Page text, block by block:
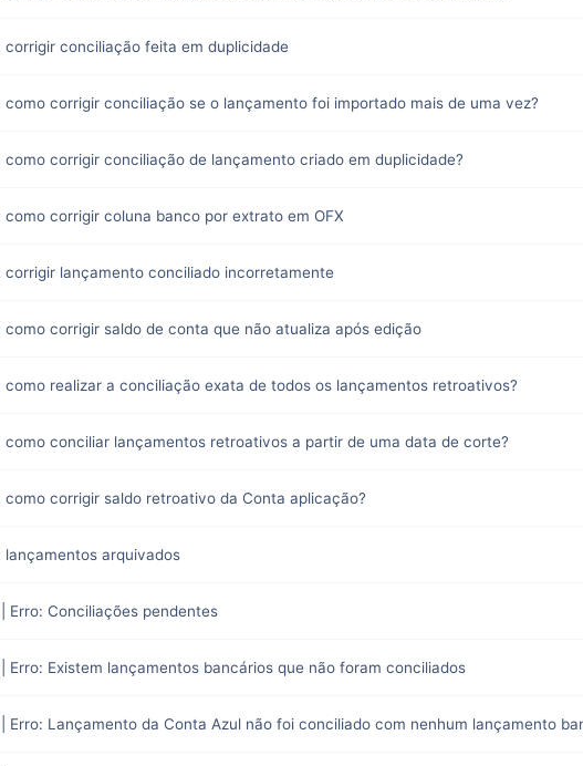
corrigir conciliação feita em duplicidade
como corrigir conciliação se o lançamento foi importado mais de uma vez?
como corrigir conciliação de lançamento criado em duplicidade?
como corrigir coluna banco por extrato em OFX
corrigir lançamento conciliado incorretamente
como corrigir saldo de conta que não atualiza após edição
como realizar a conciliação exata de todos os lançamentos retroativos?
como conciliar lançamentos retroativos a partir de uma data de corte?
como corrigir saldo retroativo da Conta aplicação?
lançamentos arquivados
Erro: Conciliações pendentes
Erro: Existem lançamentos bancários que não foram conciliados
Erro: Lançamento da Conta Azul não foi conciliado com nenhum lançamento